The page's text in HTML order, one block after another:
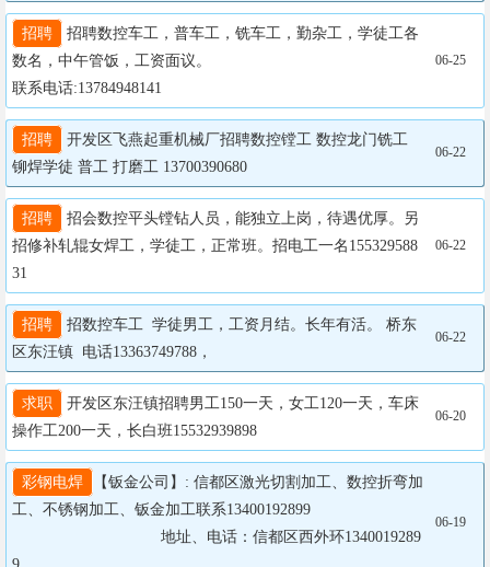
招聘
招聘数控车工，普车工，铣车工，勤杂工，学徒工各
数名，中午管饭，工资面议。
联系电话:13784948141
06-25
招聘
开发区飞燕起重机械厂招聘数控镗工 数控龙门铣工
铆焊学徒 普工 打磨工 13700390680
06-22
招聘
招会数控平头镗钻人员，能独立上岗，待遇优厚。另
招修补轧辊女焊工，学徒工，正常班。招电工一名155329588
31
06-22
招聘
招数控车工  学徒男工，工资月结。长年有活。 桥东
区东汪镇  电话13363749788，
06-22
求职
开发区东汪镇招聘男工150一天，女工120一天，车床
操作工200一天，长白班15532939898
06-20
彩钢电焊
【钣金公司】: 信都区激光切割加工、数控折弯加
工、不锈钢加工、钣金加工联系13400192899
06-19